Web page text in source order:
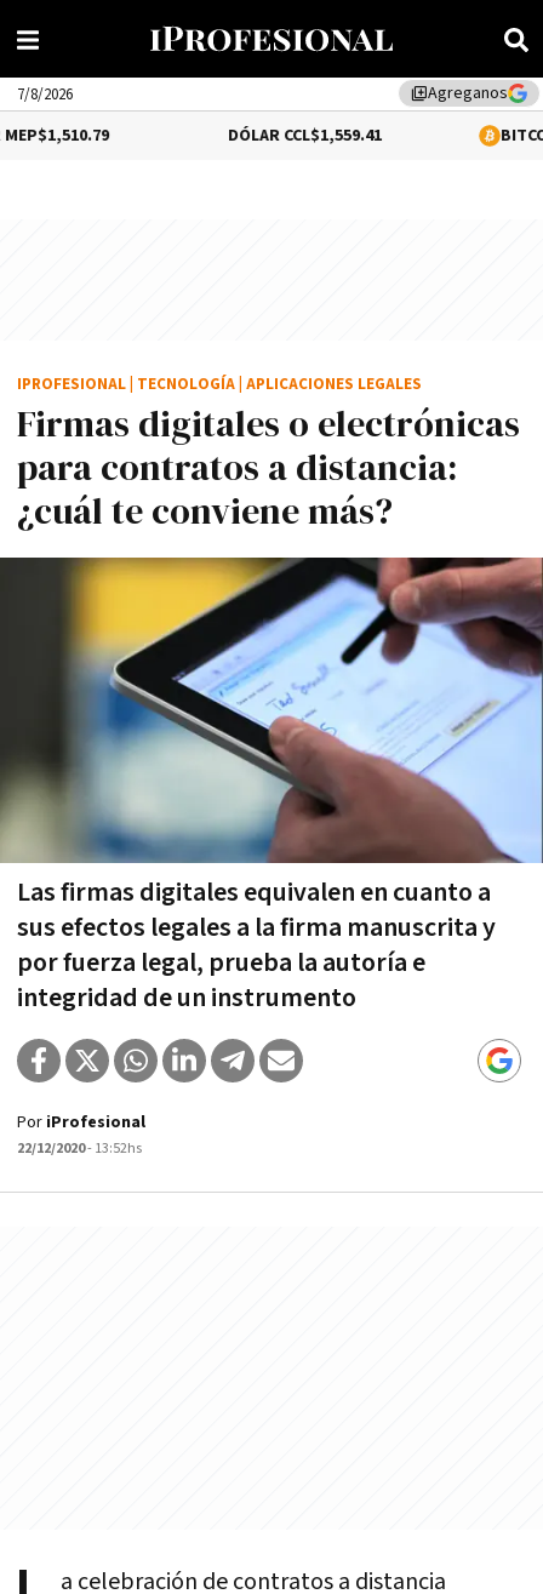
library_addAgreganos
7/8/2026
$1,559.41
Firmas digitales o electrónicas
para contratos a distancia:
¿cuál te conviene más?
Las firmas digitales equivalen en cuanto a
sus efectos legales a la firma manuscrita y
por fuerza legal, prueba la autoría e
integridad de un instrumento
IPROFESIONAL TECNOLOGÍA APLICACIONES LEGALES
Por iProfesional
22/12/2020- 13:52hs
a celebración de contratos a distancia